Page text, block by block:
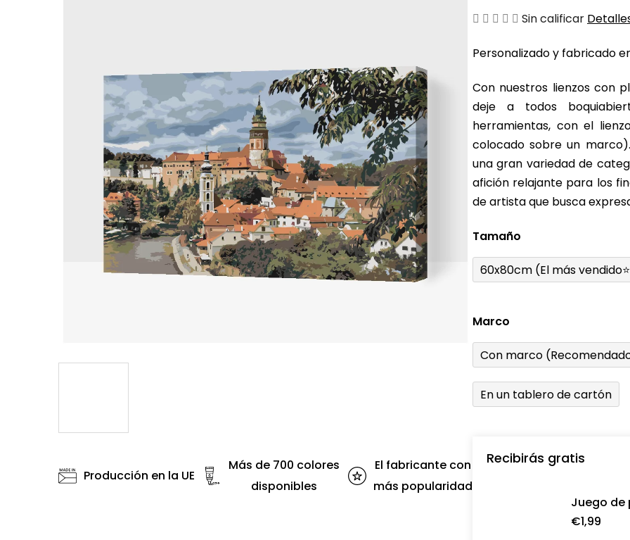
La
media
producto
es
de
0,0
sobre
5
estrellas.
Sin calificar
Personalizado y fabricado
Con nuestros lienzos con
deje a todos
herramientas, con el
colocado sobre un
una gran variedad de
afición relajante para los
de artista que busca
Tamaño
60x80cm (El más
Marco
Con marco
En un tablero de cartón
Recibirás gratis
Juego de
€1,99
Producción en la UE
Más de 700 colores
disponibles
El fabricante con
más popularidad